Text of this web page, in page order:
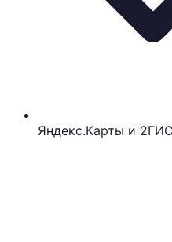
Яндекс.Карты и